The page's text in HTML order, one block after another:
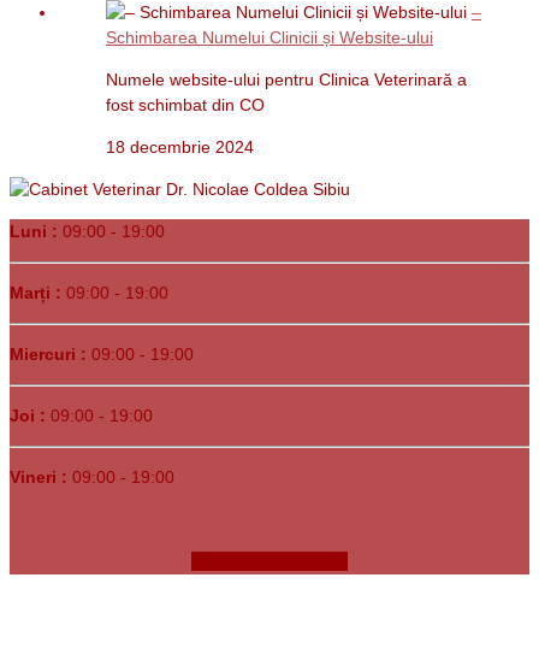
–
Schimbarea Numelui Clinicii și Website-ului
Numele website-ului pentru Clinica Veterinară a
fost schimbat din CO
18 decembrie 2024
Luni : 09:00 - 19:00
Marți : 09:00 - 19:00
Miercuri : 09:00 - 19:00
Joi : 09:00 - 19:00
Vineri : 09:00 - 19:00